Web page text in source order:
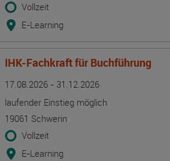
Vollzeit
E-Learning
IHK-Fachkraft für Buchführung
17.08.2026 - 31.12.2026
laufender Einstieg möglich
19061 Schwerin
Vollzeit
E-Learning